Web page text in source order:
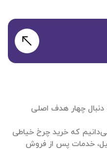
دنبال چهار هدف اصلی
که خرید چرخ خیاطی
خدمات پس از فروش